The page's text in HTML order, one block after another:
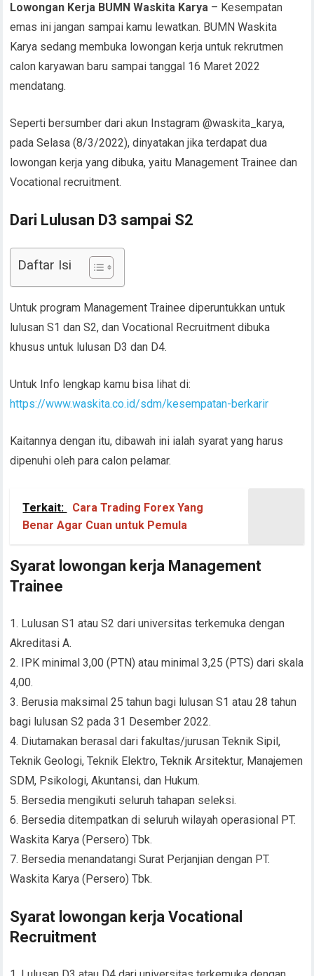
Lowongan Kerja BUMN Waskita Karya – Kesempatan
emas ini jangan sampai kamu lewatkan. BUMN Waskita
Karya sedang membuka lowongan kerja untuk rekrutmen
calon karyawan baru sampai tanggal 16 Maret 2022
mendatang.
Seperti bersumber dari akun Instagram @waskita_karya,
pada Selasa (8/3/2022), dinyatakan jika terdapat dua
lowongan kerja yang dibuka, yaitu Management Trainee dan
Vocational recruitment.
Dari Lulusan D3 sampai S2
Daftar Isi
Untuk program Management Trainee diperuntukkan untuk
lulusan S1 dan S2, dan Vocational Recruitment dibuka
khusus untuk lulusan D3 dan D4.
Untuk Info lengkap kamu bisa lihat di:
https://www.waskita.co.id/sdm/kesempatan-berkarir
Kaitannya dengan itu, dibawah ini ialah syarat yang harus
dipenuhi oleh para calon pelamar.
Terkait:
Cara Trading Forex Yang
Benar Agar Cuan untuk Pemula
Syarat lowongan kerja Management
Trainee
1. Lulusan S1 atau S2 dari universitas terkemuka dengan
Akreditasi A.
2. IPK minimal 3,00 (PTN) atau minimal 3,25 (PTS) dari skala
4,00.
3. Berusia maksimal 25 tahun bagi lulusan S1 atau 28 tahun
bagi lulusan S2 pada 31 Desember 2022.
4. Diutamakan berasal dari fakultas/jurusan Teknik Sipil,
Teknik Geologi, Teknik Elektro, Teknik Arsitektur, Manajemen
SDM, Psikologi, Akuntansi, dan Hukum.
5. Bersedia mengikuti seluruh tahapan seleksi.
6. Bersedia ditempatkan di seluruh wilayah operasional PT.
Waskita Karya (Persero) Tbk.
7. Bersedia menandatangi Surat Perjanjian dengan PT.
Waskita Karya (Persero) Tbk.
Syarat lowongan kerja Vocational
Recruitment